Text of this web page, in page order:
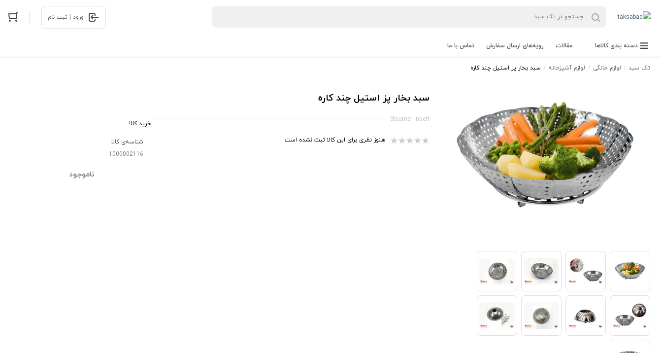
ورود | ثبت نام
دسته بندی کالاها مقالات رویه‌های ارسال سفارش تماس با ما
تک سبد لوازم خانگی لوازم آشپزخانه سبد بخار پز استیل چند کاره
سبد بخار پز استیل چند کاره
Steamer Insert
هنوز نظری برای این کالا ثبت نشده است
خرید کالا
شناسه‌ی کالا
1000002116
ناموجود